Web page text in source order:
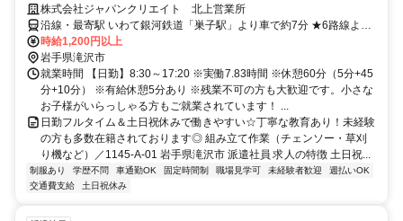
方も多数在籍されております◎
株式会社ジャパンクリエイト 北上営業所
沿線・最寄駅 いわて銀河鉄道「巣子駅」より車で約7分 ★6路線より
無料送迎バスあり！ 「太田・青山」「市内」「松園」「小岩井」
「沼宮内・滝沢」「西根」
時給1,200円以上
岩手県滝沢市
就業時間 【日勤】8:30～17:20 ※実働7.83時間 ※休憩60分（5分+45
分+10分） ※有給休憩5分あり ※残業不可の方も大歓迎です。小さな
お子様がいらっしゃる方もご就業されています！ ...
日勤フルタイム＆土日祝休みで働きやすい☆丁寧な教育あり！未経験
の方も多数在籍されております◎ 組み立て作業（チェンソー・草刈
り機など）／1145-A-01 岩手県滝沢市 派遣社員 求人の特徴 土日祝...
制服あり 学歴不問 車通勤OK 固定時間制 職場見学可 未経験者歓迎
週払いOK
交通費支給
土日祝休み